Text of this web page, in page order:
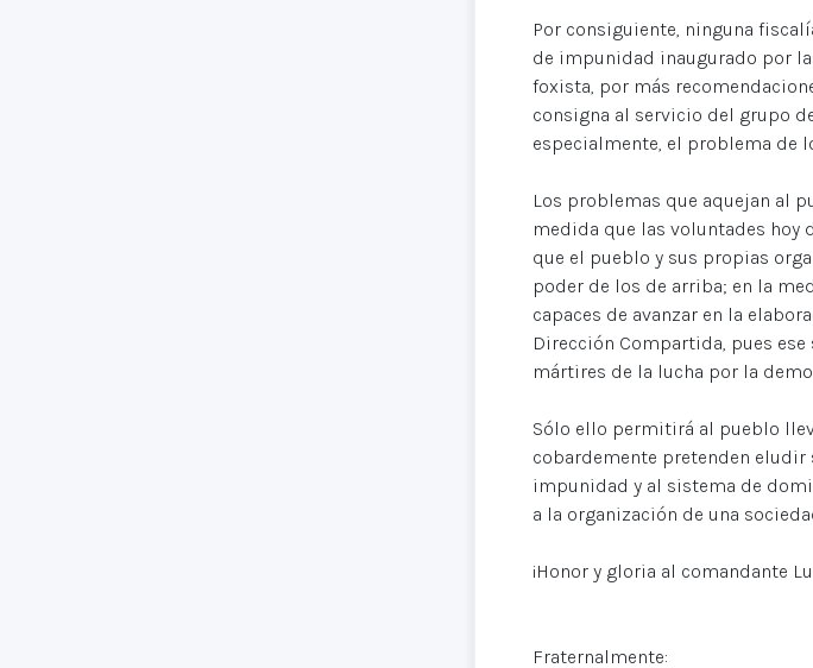
Por consiguiente, ninguna
de impunidad inaugurado por
foxista, por más
consigna al servicio del grupo
especialmente, el problema de
Los problemas que aquejan al
medida que las voluntades hoy
que el pueblo y sus propias
poder de los de arriba; en la
capaces de avanzar en la
Dirección Compartida, pues
mártires de la lucha por la
Sólo ello permitirá al pueblo
cobardemente pretenden
impunidad y al sistema de
a la organización de una
¡Honor y gloria al comandante
Fraternalmente: